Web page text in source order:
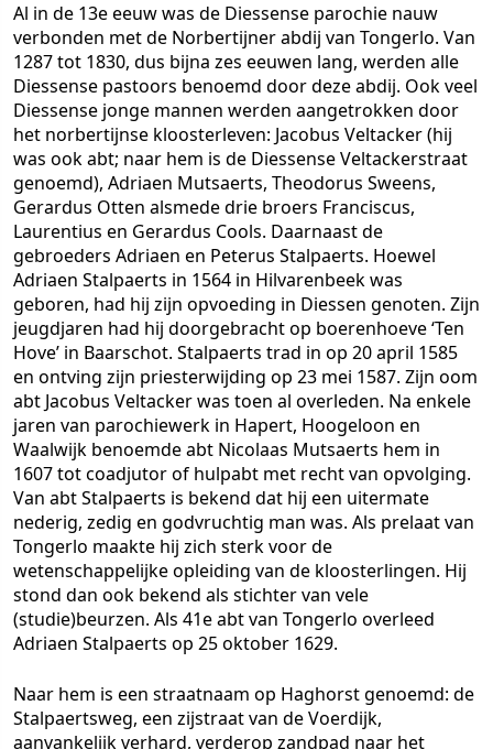
Al in de 13e eeuw was de Diessense parochie nauw
verbonden met de Norbertijner abdij van Tongerlo. Van
1287 tot 1830, dus bijna zes eeuwen lang, werden alle
Diessense pastoors benoemd door deze abdij. Ook veel
Diessense jonge mannen werden aangetrokken door
het norbertijnse kloosterleven: Jacobus Veltacker (hij
was ook abt; naar hem is de Diessense Veltackerstraat
genoemd), Adriaen Mutsaerts, Theodorus Sweens,
Gerardus Otten alsmede drie broers Franciscus,
Laurentius en Gerardus Cools. Daarnaast de
gebroeders Adriaen en Peterus Stalpaerts. Hoewel
Adriaen Stalpaerts in 1564 in Hilvarenbeek was
geboren, had hij zijn opvoeding in Diessen genoten. Zijn
jeugdjaren had hij doorgebracht op boerenhoeve ‘Ten
Hove’ in Baarschot. Stalpaerts trad in op 20 april 1585
en ontving zijn priesterwijding op 23 mei 1587. Zijn oom
abt Jacobus Veltacker was toen al overleden. Na enkele
jaren van parochiewerk in Hapert, Hoogeloon en
Waalwijk benoemde abt Nicolaas Mutsaerts hem in
1607 tot coadjutor of hulpabt met recht van opvolging.
Van abt Stalpaerts is bekend dat hij een uitermate
nederig, zedig en godvruchtig man was. Als prelaat van
Tongerlo maakte hij zich sterk voor de
wetenschappelijke opleiding van de kloosterlingen. Hij
stond dan ook bekend als stichter van vele
(studie)beurzen. Als 41e abt van Tongerlo overleed
Adriaen Stalpaerts op 25 oktober 1629.
Naar hem is een straatnaam op Haghorst genoemd: de
Stalpaertsweg, een zijstraat van de Voerdijk,
aanvankelijk verhard, verderop zandpad naar het